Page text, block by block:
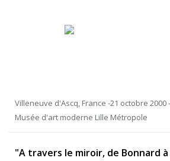
Villeneuve d'Ascq, France -21 octobre 2000
Musée d'art moderne Lille Métropole
"A travers le miroir, de Bonnard